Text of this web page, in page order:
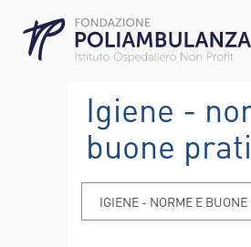
Igiene -
buone
IGIENE - NORME E